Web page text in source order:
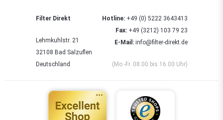
Filter Direkt
Lehmkuhlstr. 21
32108 Bad Salzuflen
Deutschland
Hotline:+49 (0) 5222 3643413
Fax:+49 (3212) 103 79 23
E-Mail:info@filter-direkt.de
(Mo.-Fr. 08.00 bis 16.00 Uhr)